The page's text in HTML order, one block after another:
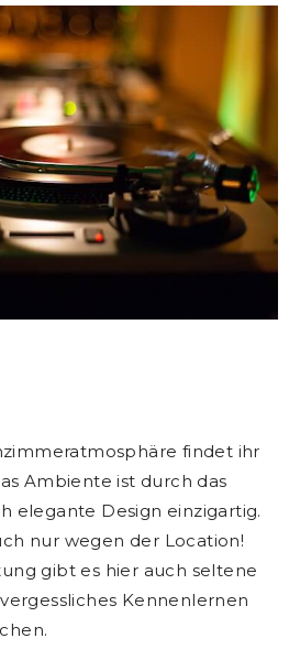
findet ihr
Ambiente ist durch das
elegante Design einzigartig.
nur wegen der Location!
gibt es hier auch seltene
Kennenlernen